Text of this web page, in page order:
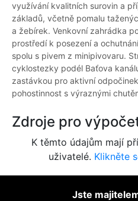
využívání kvalitních surovin a
základů, včetně pomalu
a žebírek. Venkovní zahrádka
prostředí k posezení a
spolu s pivem z minipivovaru.
cyklostezky podél Baťova
zastávkou pro aktivní
pohostinnost s výraznými
Zdroje pro
K těmto údajům mají
uživatelé. Klikněte
Jste